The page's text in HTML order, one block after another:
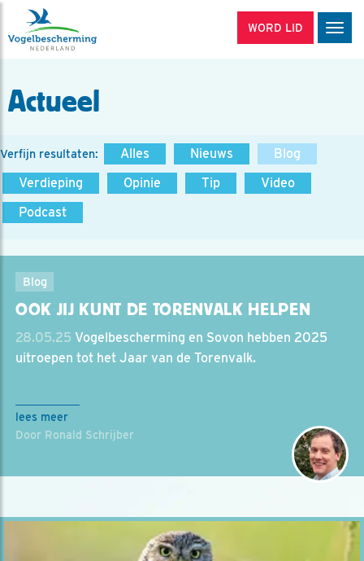
WORD LID
Actueel
Verfijn resultaten: Alles Nieuws
Blog
Verdieping
Opinie Tip
Video
Podcast
Blog
OOK JIJ KUNT DE TORENVALK HELPEN
28.05.25 Vogelbescherming en Sovon hebben 2025
uitroepen tot het Jaar van de Torenvalk.
lees meer
Door Ronald Schrijber